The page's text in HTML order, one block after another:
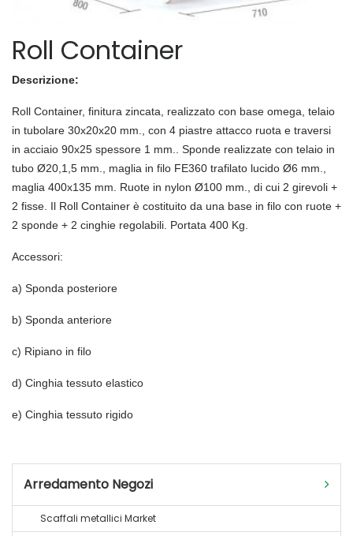
Roll Container
Descrizione:
Roll Container, finitura zincata, realizzato con base omega, telaio
in tubolare 30x20x20 mm., con 4 piastre attacco ruota e traversi
in acciaio 90x25 spessore 1 mm.. Sponde realizzate con telaio in
tubo Ø20,1,5 mm., maglia in filo FE360 trafilato lucido Ø6 mm.,
maglia 400x135 mm. Ruote in nylon Ø100 mm., di cui 2 girevoli +
2 fisse. Il Roll Container è costituito da una base in filo con ruote +
2 sponde + 2 cinghie regolabili. Portata 400 Kg.
Accessori:
a) Sponda posteriore
b) Sponda anteriore
c) Ripiano in filo
d) Cinghia tessuto elastico
e) Cinghia tessuto rigido
Arredamento Negozi
Scaffali metallici Market